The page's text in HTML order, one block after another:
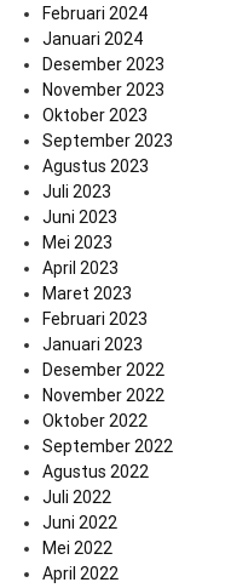
Februari 2024
Januari 2024
Desember 2023
November 2023
Oktober 2023
September 2023
Agustus 2023
Juli 2023
Juni 2023
Mei 2023
April 2023
Maret 2023
Februari 2023
Januari 2023
Desember 2022
November 2022
Oktober 2022
September 2022
Agustus 2022
Juli 2022
Juni 2022
Mei 2022
April 2022